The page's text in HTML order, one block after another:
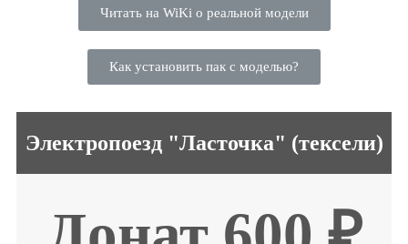
Читать на WiKi о реальной модели
Как установить пак с моделью?
Электропоезд "Ласточка" (тексели)